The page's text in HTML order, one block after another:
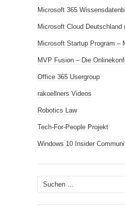
Microsoft 365
Microsoft Cloud Deutschland
Microsoft Startup Program –
MVP Fusion – Die
Office 365 Usergroup
rakoellners Videos
Robotics Law
Tech-For-People Projekt
Windows 10 Insider
Suchen
nach: